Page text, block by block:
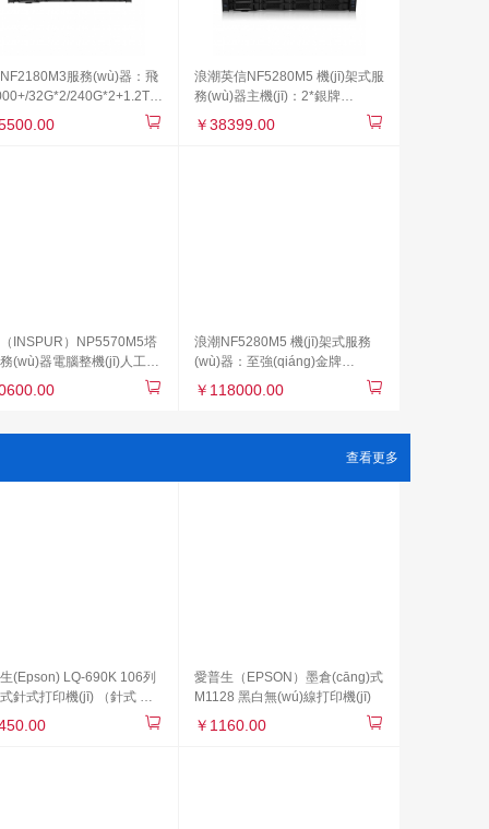
服務(wù)器：飛
32G*2/240G*2+1.2T
9361-8i-1G/800W雙電/
浪潮英信NF5280M5 機(jī)架式服
務(wù)器主機(jī)：2*銀牌
4210/64GB/12TB/RS0820P 2G
￥38399.00
INSPUR）NP5570M5塔
(wù)器電腦整機(jī)人工智
(jì)算主機(jī) 1*銅牌3204
16G內(nèi)存 1塊2T
浪潮NF5280M5 機(jī)架式服務
(wù)器：至強(qiáng)金牌
SSD*4/2G緩存陣列卡/800W雙
￥118000.00
查看更多
(Epson) LQ-690K 106列
針式打印機(jī) （針式 票
打印機(jī) 黑白 A3）
愛普生（EPSON）墨倉(cāng)式
M1128 黑白無(wú)線打印機(jī)
￥1160.00